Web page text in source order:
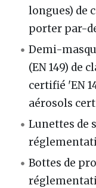
longues) de
porter par-
Demi-
(EN 149) de
certifié 'EN
aérosols
Lunettes de
Bottes de